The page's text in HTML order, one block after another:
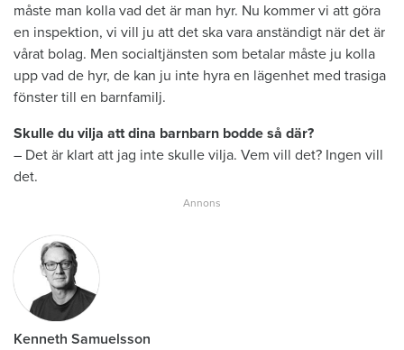
måste man kolla vad det är man hyr. Nu kommer vi att göra
en inspektion, vi vill ju att det ska vara anständigt när det är
vårat bolag. Men socialtjänsten som betalar måste ju kolla
upp vad de hyr, de kan ju inte hyra en lägenhet med trasiga
fönster till en barnfamilj.
Skulle du vilja att dina barnbarn bodde så där?
– Det är klart att jag inte skulle vilja. Vem vill det? Ingen vill
det.
Kenneth Samuelsson